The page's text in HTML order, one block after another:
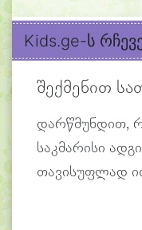
Kids.ge-ს
შექმენით
დარწმუნდით,
საკმარისი
თავისუფლად